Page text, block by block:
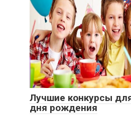
Лучшие конкурсы
дня рождения